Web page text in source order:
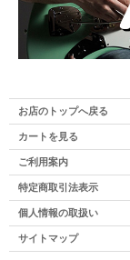
お店のトップへ戻る
カートを見る
ご利用案内
特定商取引法表示
個人情報の取扱い
サイトマップ